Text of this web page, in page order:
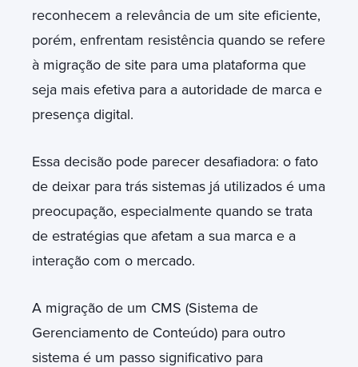
reconhecem a relevância de um site eficiente,
porém, enfrentam resistência quando se refere
à migração de site para uma plataforma que
seja mais efetiva para a autoridade de marca e
presença digital.
Essa decisão pode parecer desafiadora: o fato
de deixar para trás sistemas já utilizados é uma
preocupação, especialmente quando se trata
de estratégias que afetam a sua marca e a
interação com o mercado.
A migração de um CMS (Sistema de
Gerenciamento de Conteúdo) para outro
sistema é um passo significativo para